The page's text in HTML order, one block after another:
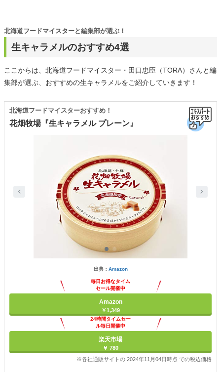
生キャラメルのおすすめ4選
北海道フードマイスターと編集部が選ぶ！
ここからは、北海道フードマイスター・田口忠臣（TORA）さんと編
集部が選ぶ、おすすめの生キャラメルをご紹介していきます！
花畑牧場『生キャラメル プレーン』
北海道フードマイスターおすすめ！
出典： Amazon
毎日お得なタイム
セール開催中
Amazon
￥1,349
24時間タイムセー
ル毎日開催中
楽天市場
￥ 780
※各社通販サイトの 2024年11月04日時点 での税込価格